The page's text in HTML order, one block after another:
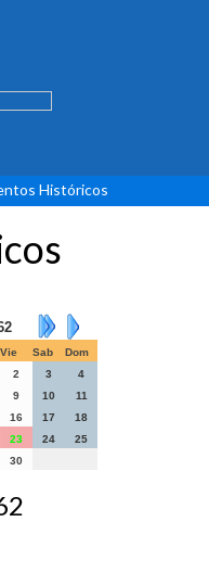
Históricos
Vie Sab
Dom
2 3
4
9 10
11
16 17
18
23 24
25
30